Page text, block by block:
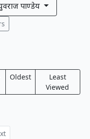
पाण्डेय
Oldest
Least
Viewed